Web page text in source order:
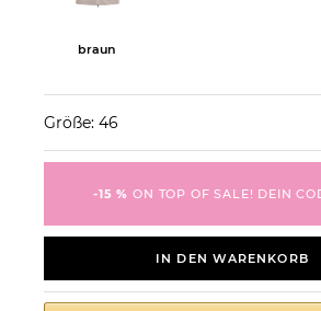
braun
Größe: 46
-15 % ON TOP OF SALE! DEIN
IN DEN WARENKORB